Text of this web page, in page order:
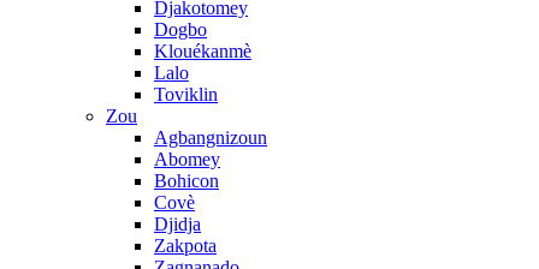
Djakotomey
Dogbo
Klouékanmè
Lalo
Toviklin
Zou
Agbangnizoun
Abomey
Bohicon
Covè
Djidja
Zakpota